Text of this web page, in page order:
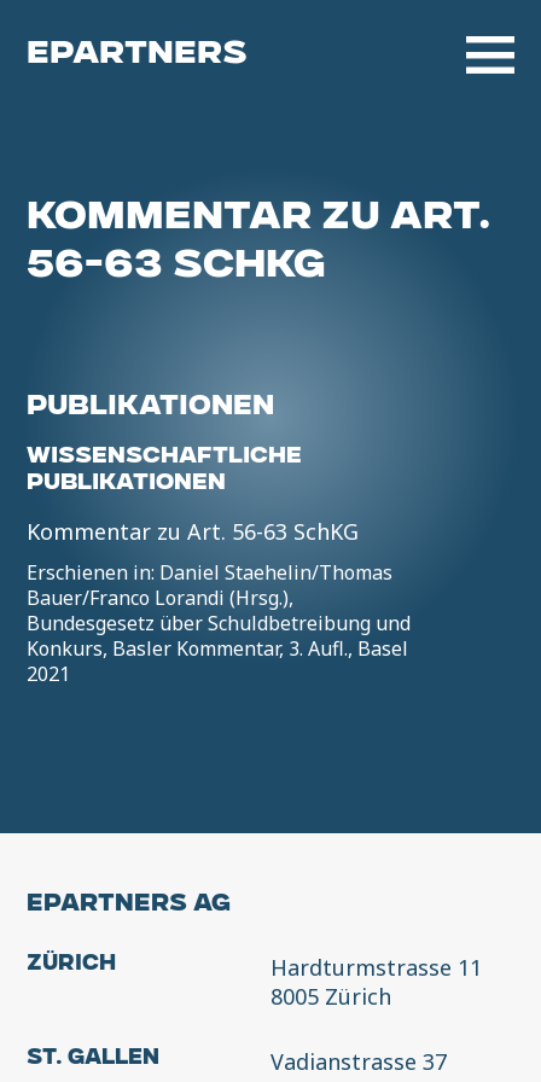
EPARTNERS
KOMMENTAR ZU ART.
56-63 SCHKG
PUBLIKATIONEN
WISSENSCHAFTLICHE
PUBLIKATIONEN
Kommentar zu Art. 56-63 SchKG
Erschienen in: Daniel Staehelin/Thomas
Bauer/Franco Lorandi (Hrsg.),
Bundesgesetz über Schuldbetreibung und
Konkurs, Basler Kommentar, 3. Aufl., Basel
2021
EPARTNERS AG
Zürich
Hardturmstrasse 11
8005 Zürich
St. Gallen
Vadianstrasse 37